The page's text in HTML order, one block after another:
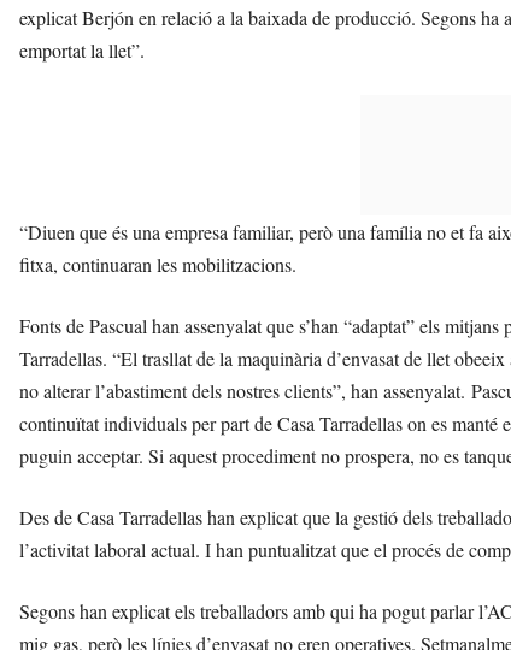
explicat Berjón en relació a la baixada de producció. Segons ha
emportat la llet”.
“Diuen que és una empresa familiar, però una família no et fa
fitxa, continuaran les mobilitzacions.
Fonts de Pascual han assenyalat que s’han “adaptat” els
Tarradellas. “El trasllat de la maquinària d’envasat de llet
no alterar l’abastiment dels nostres clients”, han assenyalat.
continuïtat individuals per part de Casa Tarradellas on es
puguin acceptar. Si aquest procediment no prospera, no es
Des de Casa Tarradellas han explicat que la gestió dels
l’activitat laboral actual. I han puntualitzat que el procés de
Segons han explicat els treballadors amb qui ha pogut parlar
mig gas, però les línies d’envasat no eren operatives.